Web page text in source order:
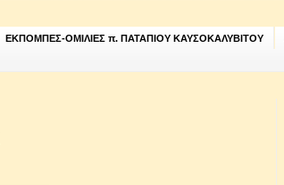
ΕΚΠΟΜΠΕΣ-ΟΜΙΛΙΕΣ π. ΠΑΤΑΠΙΟΥ ΚΑΥΣΟΚΑΛΥΒΙΤΟΥ